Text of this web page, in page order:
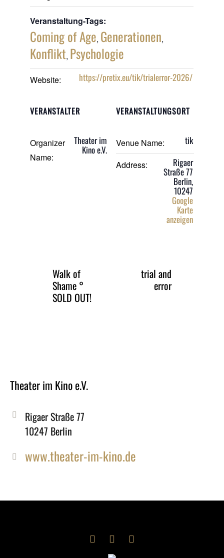
Veranstaltung-Tags:
Coming of Age, Generationen,
Konflikt, Psychologie
Website: https://pretix.eu/tik/trialerror-2026/
VERANSTALTUNGSORT
Venue Name: tik
Address: Rigaer
Straße 77
Berlin,
10247
Google
Karte
anzeigen
VERANSTALTER
Organizer
Name:
Theater im
Kino e.V.
Walk of
Shame °
SOLD OUT!
trial and
error
Theater im Kino e.V.
Rigaer Straße 77
10247 Berlin
www.theater-im-kino.de